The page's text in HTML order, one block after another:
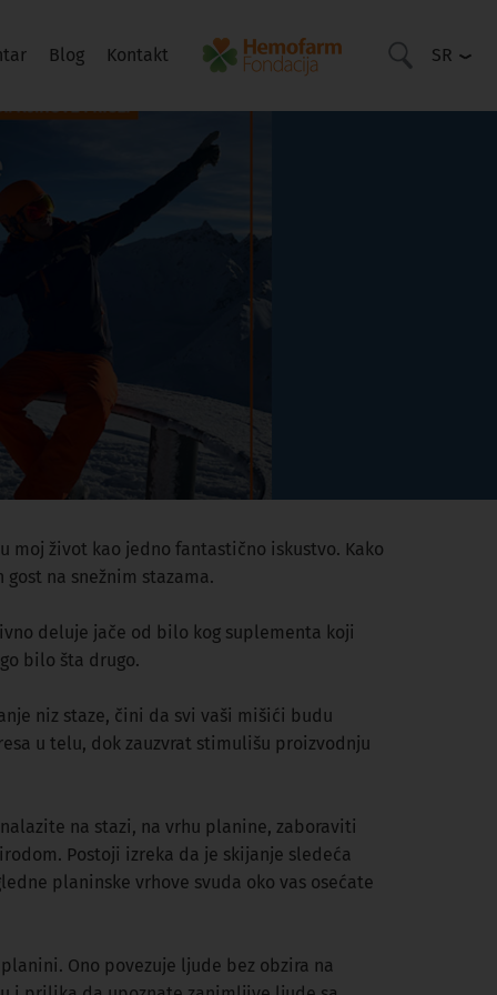
Blog Kontakt SR
moj život kao jedno fantastično iskustvo. Kako
na snežnim stazama.
deluje jače od bilo kog suplementa koji
bilo šta drugo.
niz staze, čini da svi vaši mišići budu
u telu, dok zauzvrat stimulišu proizvodnju
na stazi, na vrhu planine, zaboraviti
Postoji izreka da je skijanje sledeća
planinske vrhove svuda oko vas osećate
Ono povezuje ljude bez obzira na